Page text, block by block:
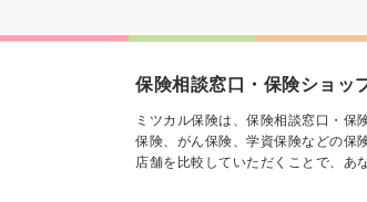
保険相談窓口・保険ショッ
ミツカル保険は、保険相談窓口・
保険、がん保険、学資保険などの保
店舗を比較していただくことで、あ